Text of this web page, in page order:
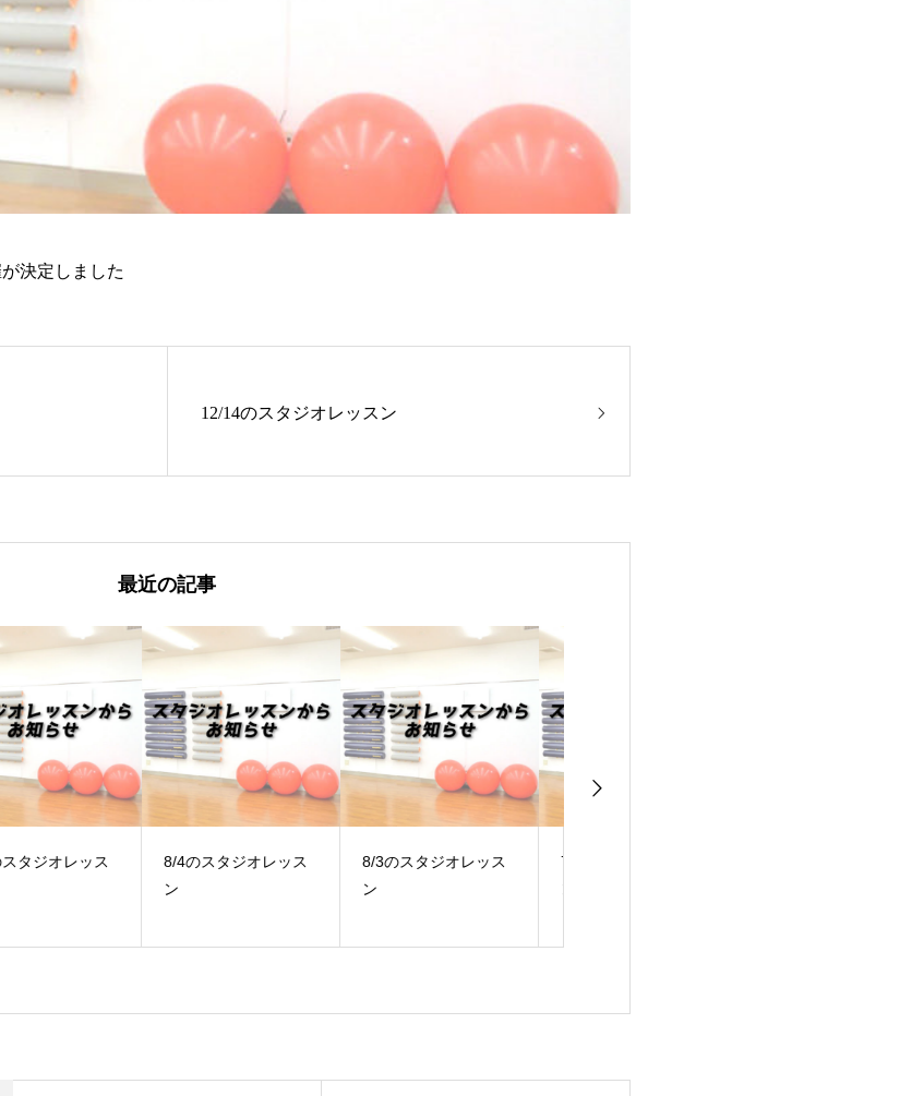
決定しました
12/14のスタジオレッスン
最近の記事
のスタジオレッス
8/3のスタジオレッス
7/31のスタジオレッス